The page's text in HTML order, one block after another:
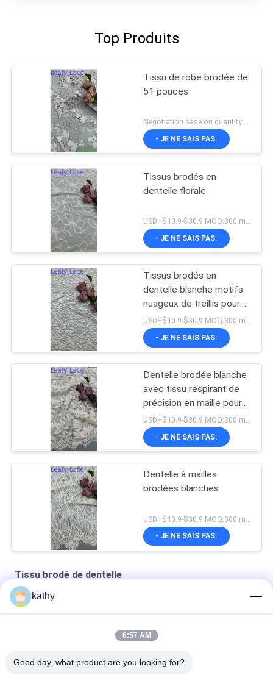
Top Produits
Tissu de robe brodée de
51 pouces
Negotiation base on quantity MOQ:15y
- JE NE SAIS PAS.
Tissus brodés en
dentelle florale
USD+$10.9-$30.9 MOQ:300 mètres
- JE NE SAIS PAS.
Tissus brodés en
dentelle blanche motifs
nuageux de treillis pour
robes de mariée
- JE NE SAIS PAS.
Dentelle brodée blanche
avec tissu respirant de
précision en maille pour
vêtements de cérémonie
- JE NE SAIS PAS.
Dentelle à mailles
brodées blanches
- JE NE SAIS PAS.
Tissu brodé de dentelle
Tissu en dentelle blanc Dentelle brodée Design personnalisé
kathy
6:57 AM
Good day, what product are you looking for?